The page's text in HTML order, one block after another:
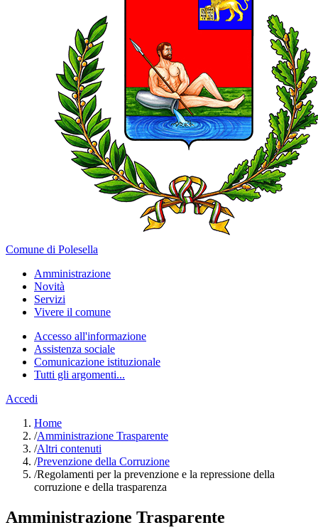
Comune di Polesella
Amministrazione
Novità
Servizi
Vivere il comune
Accesso all'informazione
Assistenza sociale
Comunicazione istituzionale
Tutti gli argomenti...
Accedi
Home
/Amministrazione Trasparente
/Altri contenuti
/Prevenzione della Corruzione
/Regolamenti per la prevenzione e la repressione della
corruzione e della trasparenza
Amministrazione Trasparente